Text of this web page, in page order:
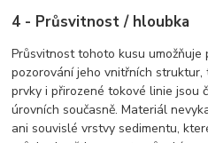
4 - Průsvitnost / hloubka
Průsvitnost tohoto kusu umožňuje
pozorování jeho vnitřních struktur,
prvky i přirozené tokové linie jsou
úrovních současně. Materiál
ani souvislé vrstvy sedimentu,